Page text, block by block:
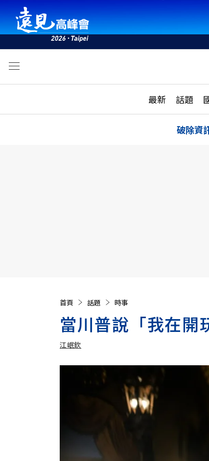
最新 話題
活動
破除資
首頁 話題 時事
當川普說「我在開
江岷欽
江岷欽 加入追蹤